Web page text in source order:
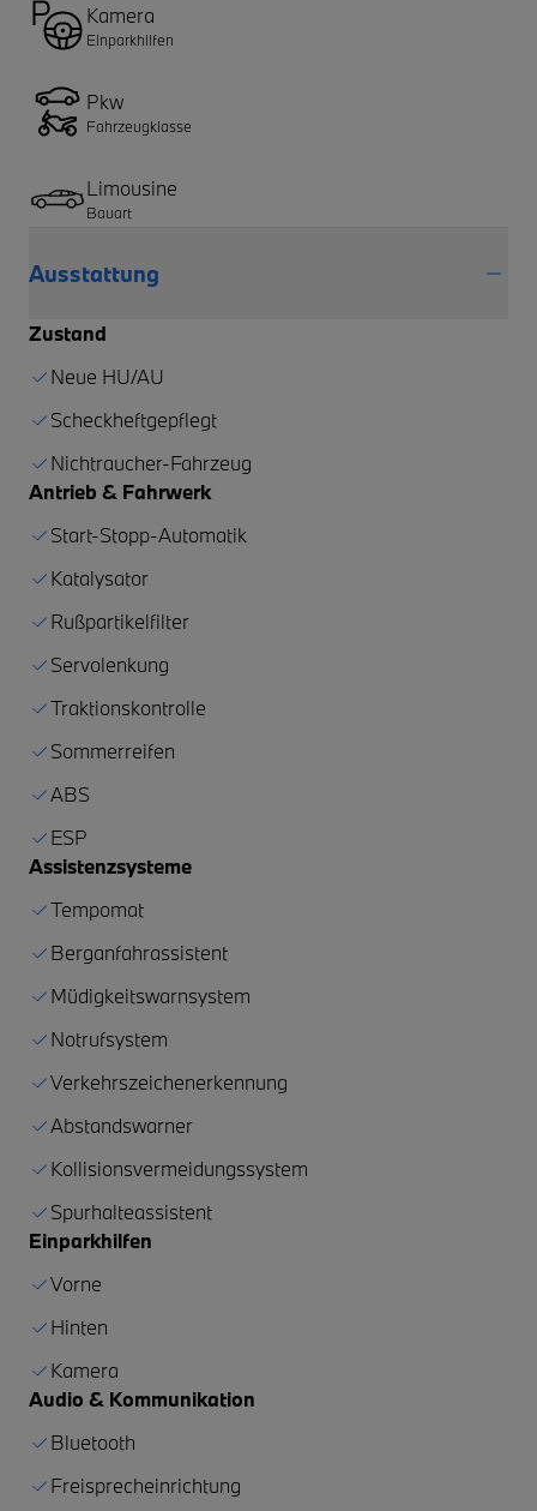
Kamera
Einparkhilfen
Pkw
Fahrzeugklasse
Limousine
Bauart
Ausstattung
Zustand
Neue HU/AU
Scheckheftgepflegt
Nichtraucher-Fahrzeug
Antrieb & Fahrwerk
Start-Stopp-Automatik
Katalysator
Rußpartikelfilter
Servolenkung
Traktionskontrolle
Sommerreifen
ABS
ESP
Assistenzsysteme
Tempomat
Berganfahrassistent
Müdigkeitswarnsystem
Notrufsystem
Verkehrszeichenerkennung
Abstandswarner
Kollisionsvermeidungssystem
Spurhalteassistent
Einparkhilfen
Vorne
Hinten
Kamera
Audio & Kommunikation
Bluetooth
Freisprecheinrichtung